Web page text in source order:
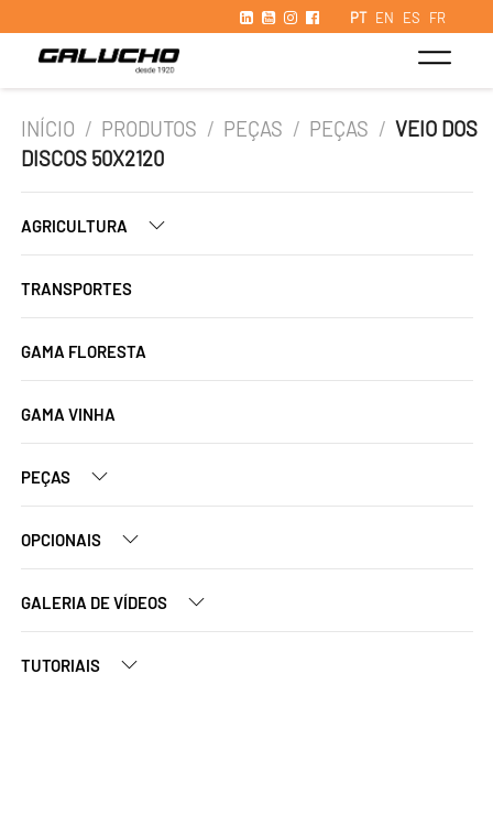
PT EN ES FR
INÍCIO / PRODUTOS / PEÇAS / PEÇAS / VEIO DOS
DISCOS 50X2120
AGRICULTURA
TRANSPORTES
GAMA FLORESTA
GAMA VINHA
PEÇAS
OPCIONAIS
GALERIA DE VÍDEOS
TUTORIAIS